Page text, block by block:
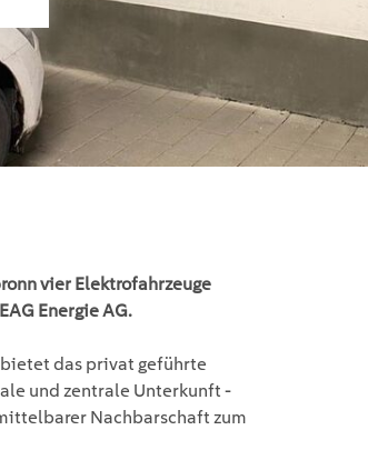
vier Elektrofahrzeuge
Energie AG.
das privat geführte
und zentrale Unterkunft -
Nachbarschaft zum